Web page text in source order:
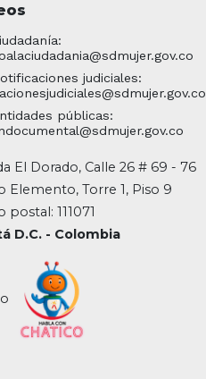
judiciales:
públicas:
El Dorado, Calle 26 # 69 - 76
Elemento, Torre 1, Piso 9
postal: 111071
D.C. - Colombia